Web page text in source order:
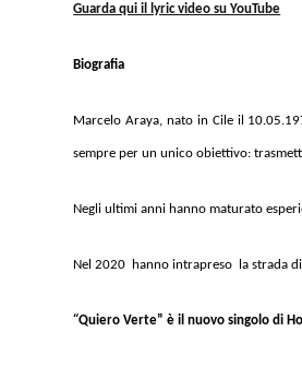
Guarda qui il lyric video su YouTube
Biografia
Marcelo Araya, nato in Cile il
sempre per un unico obiettivo:
Negli ultimi anni hanno maturato
Nel 2020 hanno intrapreso la strada
“Quiero Verte” è il nuovo singolo di